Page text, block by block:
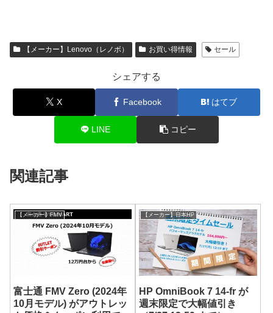
【メーカー】Lenovo（レノボ） お買い得情報 セール
シェアする
X Facebook はてブ
LINE コピー
関連記事
【メーカー】FMV
富士通 FMV Zero (2024年
10月モデル) がアウトレッ
【メーカー】日本HP
HP OmniBook 7 14-fr が
週末限定で大幅値引き